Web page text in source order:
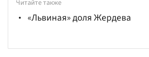
Читайте также
«Львиная» доля Жердева